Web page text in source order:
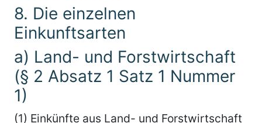
8. Die einzelnen
Einkunftsarten
a) Land- und Forstwirtschaft
(§ 2 Absatz 1 Satz 1 Nummer
1)
(1) Einkünfte aus Land- und Forstwirtschaft